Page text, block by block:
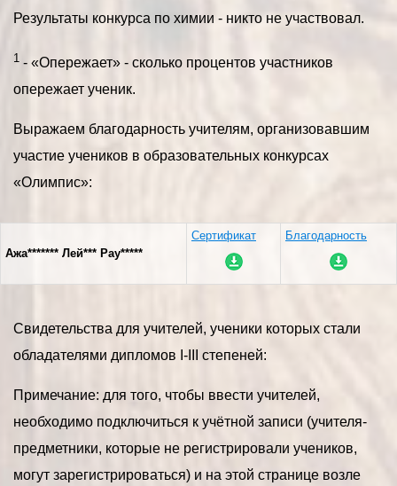
Результаты конкурса по химии - никто не участвовал.
1 - «Опережает» - сколько процентов участников
опережает ученик.
Выражаем благодарность учителям, организовавшим
участие учеников в образовательных конкурсах
«Олимпис»:
Ажа******* Лей*** Рау*****
Сертификат Благодарность
Свидетельства для учителей, ученики которых стали
обладателями дипломов I-III степеней:
Примечание: для того, чтобы ввести учителей,
необходимо подключиться к учётной записи (учителя-
предметники, которые не регистрировали учеников,
могут зарегистрироваться) и на этой странице возле